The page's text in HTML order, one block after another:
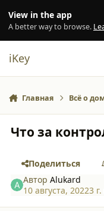
View in the app
A better way to browse.
iKey
Главная Всё о
Что за
Поделиться
АвторAlukard
10 августа, 20223 г.